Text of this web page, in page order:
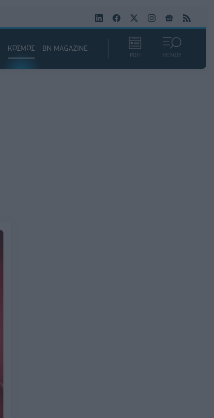
ΚΟΣΜΟΣ BN MAGAZINE
ΡΟΗ ΜΕΝΟΥ